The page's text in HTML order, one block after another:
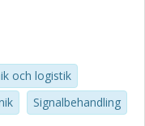
och logistik
Signalbehandling